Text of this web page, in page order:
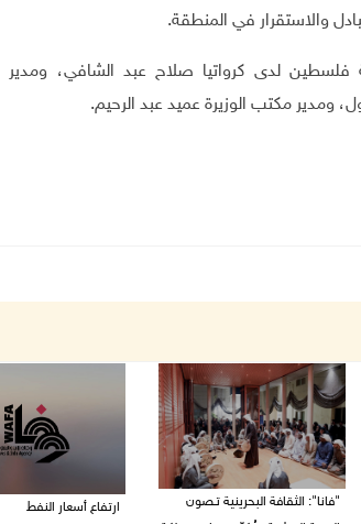
والاستقرار في المنطقة.
فلسطين لدى كرواتيا صلاح عبد الشافي،
ومدير مكتب الوزيرة عميد عبد الرحيم.
"فانا": الثقافة البحرينية تـصون
ارتفاع أسعار النفط